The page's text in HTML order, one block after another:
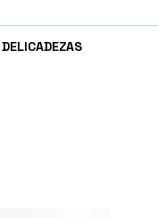
DELICADEZAS